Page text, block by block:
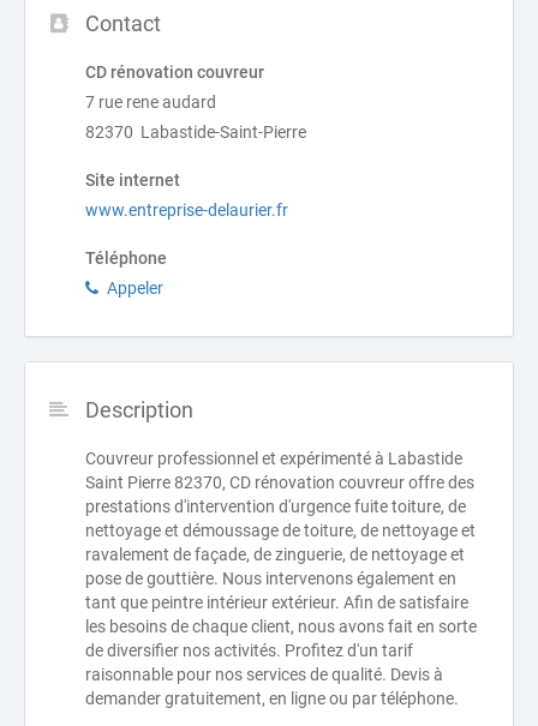
Contact
CD rénovation couvreur
7 rue rene audard
82370 Labastide-Saint-Pierre
Site internet
www.entreprise-delaurier.fr
Téléphone
Appeler
Description
Couvreur professionnel et expérimenté à Labastide
Saint Pierre 82370, CD rénovation couvreur offre des
prestations d'intervention d'urgence fuite toiture, de
nettoyage et démoussage de toiture, de nettoyage et
ravalement de façade, de zinguerie, de nettoyage et
pose de gouttière. Nous intervenons également en
tant que peintre intérieur extérieur. Afin de satisfaire
les besoins de chaque client, nous avons fait en sorte
de diversifier nos activités. Profitez d'un tarif
raisonnable pour nos services de qualité. Devis à
demander gratuitement, en ligne ou par téléphone.